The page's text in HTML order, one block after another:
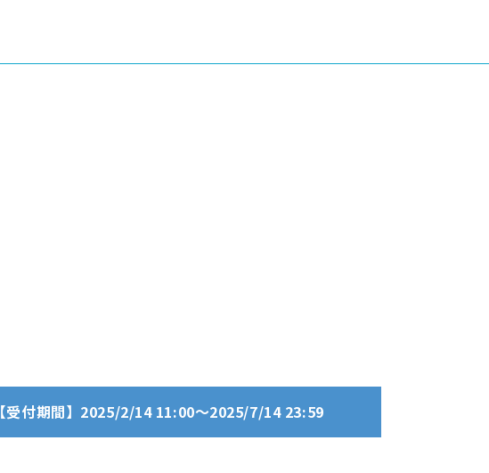
【受付期間】2025/2/14 11:00～2025/7/14 23:59